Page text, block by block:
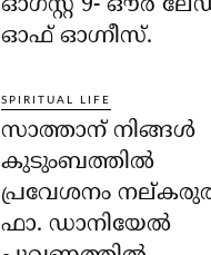
ഓഗസ്റ്റ് 9- ഔര്‍
ഓഫ് ഓഗ്നീസ്.
SPIRITUAL LIFE
സാത്താന് നിങ്ങള്‍
കുടുംബത്തില്‍
പ്രവേശനം
ഫാ. ഡാനിയേല്‍